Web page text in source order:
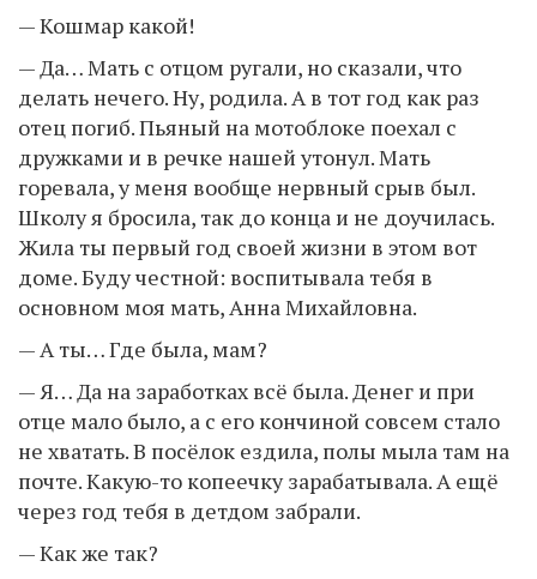
— Кошмар какой!
— Да… Мать с отцом ругали, но сказали, что
делать нечего. Ну, родила. А в тот год как раз
отец погиб. Пьяный на мотоблоке поехал с
дружками и в речке нашей утонул. Мать
горевала, у меня вообще нервный срыв был.
Школу я бросила, так до конца и не доучилась.
Жила ты первый год своей жизни в этом вот
доме. Буду честной: воспитывала тебя в
основном моя мать, Анна Михайловна.
— А ты… Где была, мам?
— Я… Да на заработках всё была. Денег и при
отце мало было, а с его кончиной совсем стало
не хватать. В посёлок ездила, полы мыла там на
почте. Какую-то копеечку зарабатывала. А ещё
через год тебя в детдом забрали.
— Как же так?